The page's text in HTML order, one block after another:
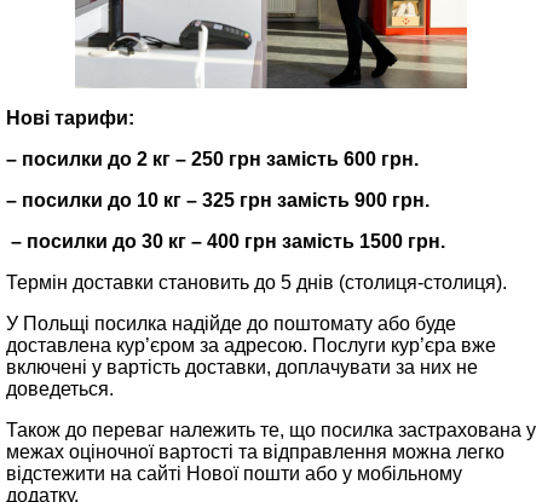
Нові тарифи:
– посилки до 2 кг – 250 грн замість 600 грн.
– посилки до 10 кг – 325 грн замість 900 грн.
– посилки до 30 кг – 400 грн замість 1500 грн.
Термін доставки становить до 5 днів (столиця-столиця).
У Польщі посилка надійде до поштомату або буде
доставлена кур’єром за адресою. Послуги кур’єра вже
включені у вартість доставки, доплачувати за них не
доведеться.
Також до переваг належить те, що посилка застрахована у
межах оціночної вартості та відправлення можна легко
відстежити на сайті Нової пошти або у мобільному
додатку.